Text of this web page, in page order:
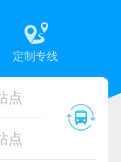
定制专线
点
点